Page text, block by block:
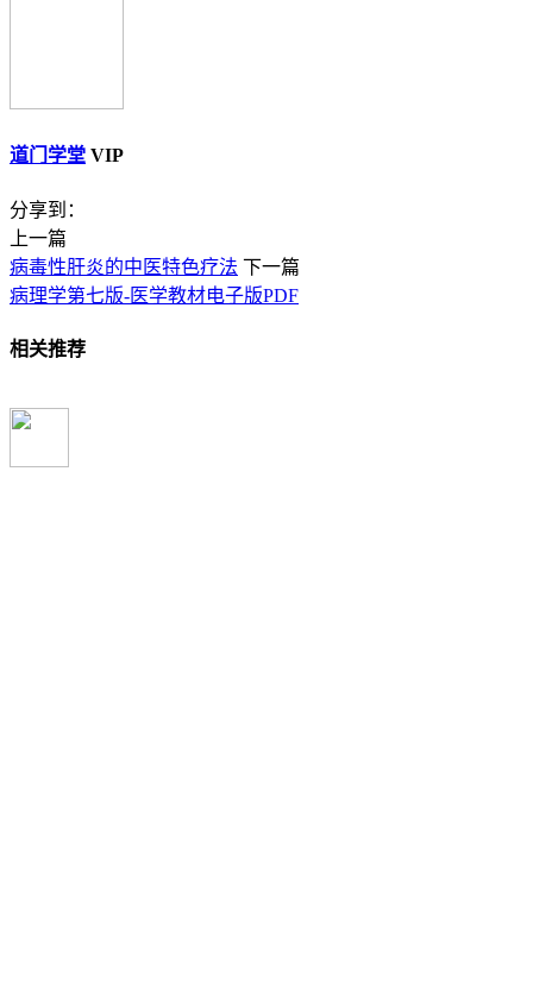
道门学堂 VIP
分享到：
上一篇
病毒性肝炎的中医特色疗法 下一篇
病理学第七版-医学教材电子版PDF
相关推荐